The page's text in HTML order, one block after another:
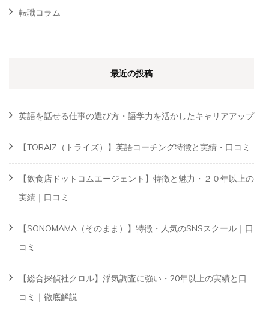
転職コラム
最近の投稿
英語を話せる仕事の選び方・語学力を活かしたキャリアアップ
【TORAIZ（トライズ）】英語コーチング特徴と実績・口コミ
【飲食店ドットコムエージェント】特徴と魅力・２０年以上の
実績｜口コミ
【SONOMAMA（そのまま）】特徴・人気のSNSスクール｜口
コミ
【総合探偵社クロル】浮気調査に強い・20年以上の実績と口
コミ｜徹底解説